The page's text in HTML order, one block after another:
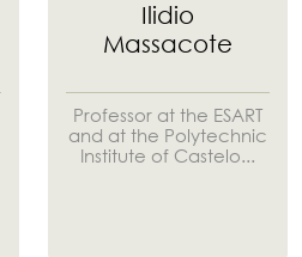
Ilidio
Massacote
Professor at the ESART
and at the Polytechnic
Institute of Castelo...